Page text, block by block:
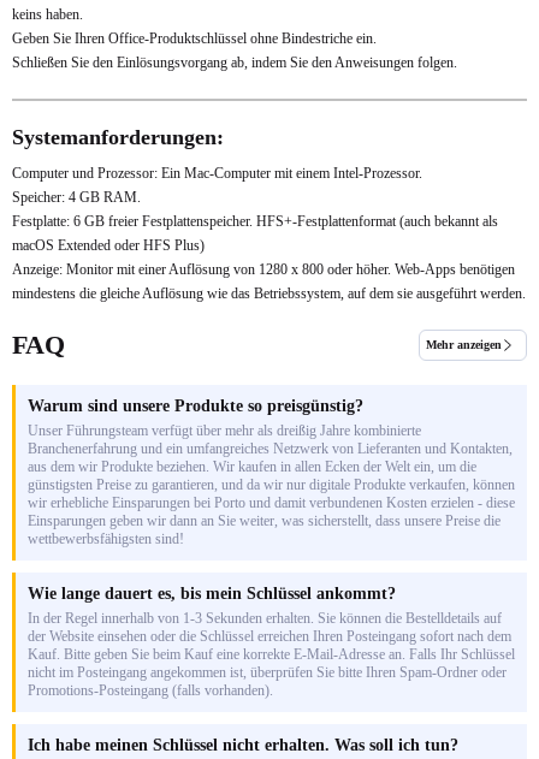
keins haben.
Geben Sie Ihren Office-Produktschlüssel ohne Bindestriche ein.
Schließen Sie den Einlösungsvorgang ab, indem Sie den Anweisungen folgen.
Systemanforderungen:
Computer und Prozessor: Ein Mac-Computer mit einem Intel-Prozessor.
Speicher: 4 GB RAM.
Festplatte: 6 GB freier Festplattenspeicher. HFS+-Festplattenformat (auch bekannt als
macOS Extended oder HFS Plus)
Anzeige: Monitor mit einer Auflösung von 1280 x 800 oder höher. Web-Apps benötigen
mindestens die gleiche Auflösung wie das Betriebssystem, auf dem sie ausgeführt werden.
FAQ Mehr anzeigen
Warum sind unsere Produkte so preisgünstig?
Unser Führungsteam verfügt über mehr als dreißig Jahre kombinierte
Branchenerfahrung und ein umfangreiches Netzwerk von Lieferanten und Kontakten,
aus dem wir Produkte beziehen. Wir kaufen in allen Ecken der Welt ein, um die
günstigsten Preise zu garantieren, und da wir nur digitale Produkte verkaufen, können
wir erhebliche Einsparungen bei Porto und damit verbundenen Kosten erzielen - diese
Einsparungen geben wir dann an Sie weiter, was sicherstellt, dass unsere Preise die
wettbewerbsfähigsten sind!
Wie lange dauert es, bis mein Schlüssel ankommt?
In der Regel innerhalb von 1-3 Sekunden erhalten. Sie können die Bestelldetails auf
der Website einsehen oder die Schlüssel erreichen Ihren Posteingang sofort nach dem
Kauf. Bitte geben Sie beim Kauf eine korrekte E-Mail-Adresse an. Falls Ihr Schlüssel
nicht im Posteingang angekommen ist, überprüfen Sie bitte Ihren Spam-Ordner oder
Promotions-Posteingang (falls vorhanden).
Ich habe meinen Schlüssel nicht erhalten. Was soll ich tun?